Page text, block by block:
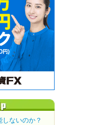
ないのか？